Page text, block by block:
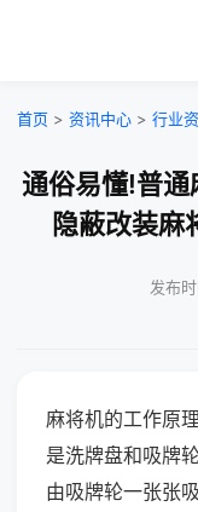
首页 > 资讯中心 > 行业
通俗易懂!普通
隐蔽改装麻
发布
麻将机的工作原
是洗牌盘和吸牌
由吸牌轮一张张